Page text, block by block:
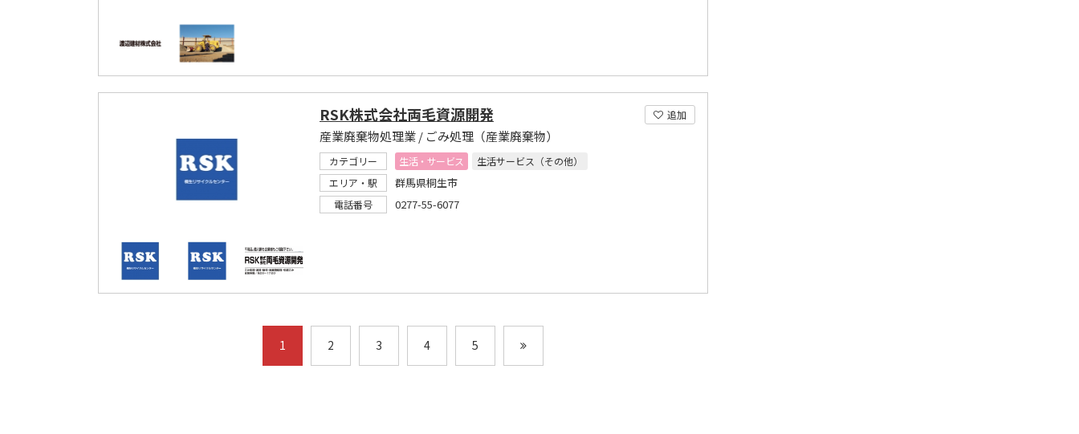
追加
RSK株式会社両毛資源開発
産業廃棄物処理業 / ごみ処理（産業廃棄物）
カテゴリー 生活・サービス
生活サービス（その他）
エリア・駅
群馬県桐生市
電話番号 0277-55-6077
1 2 3 4 5